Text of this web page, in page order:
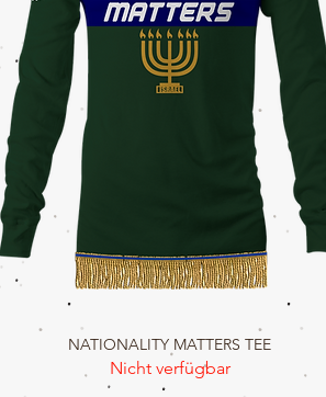
Schnellansicht
NATIONALITY MATTERS TEE
Nicht verfügbar